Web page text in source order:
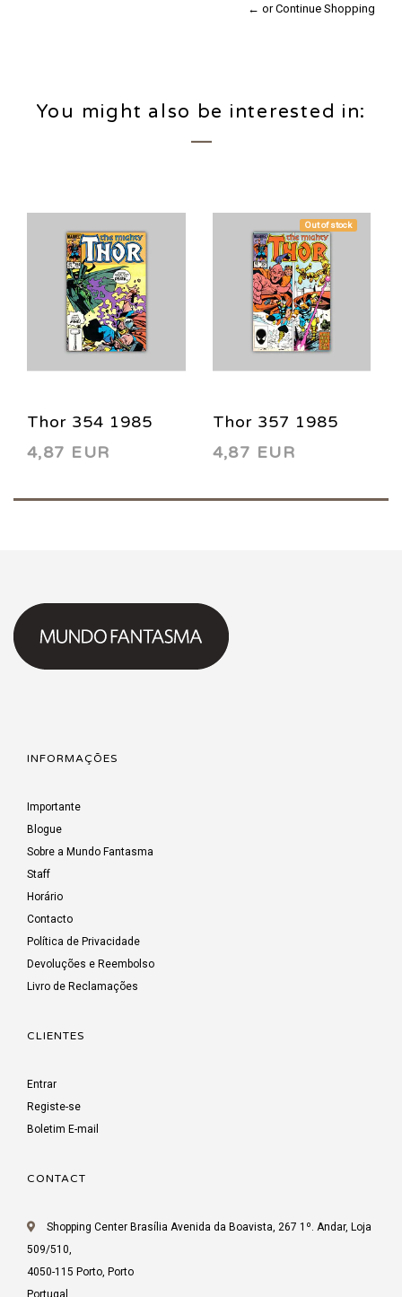
← or Continue Shopping
You might also be interested in:
Thor 354 1985
4,87 EUR
Out of stock
Thor 357 1985
4,87 EUR
INFORMAÇÕES
Importante
Blogue
Sobre a Mundo Fantasma
Staff
Horário
Contacto
Política de Privacidade
Devoluções e Reembolso
Livro de Reclamações
CLIENTES
Entrar
Registe-se
Boletim E-mail
CONTACT
Shopping Center Brasília Avenida da Boavista, 267 1º. Andar, Loja
509/510,
4050-115 Porto, Porto
Portugal